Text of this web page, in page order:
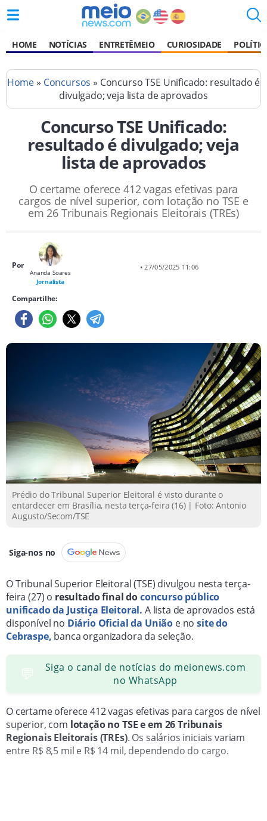
HOME NOTÍCIAS ENTRETÊMEIO CURIOSIDADE
Home» Concursos » Concurso TSE Unificado: resultado é
divulgado; veja lista de aprovados
Concurso TSE Unificado:
resultado é divulgado; veja
lista de aprovados
O certame oferece 412 vagas efetivas para
cargos de nível superior, com lotação no TSE e
em 26 Tribunais Regionais Eleitorais (TREs)
Por
Ananda Soares
Jornalista
• 27/05/2025 11:06
Compartilhe:
Prédio do Tribunal Superior Eleitoral é visto durante o
entardecer em Brasília, nesta terça-feira (16) | Foto: Antonio
Augusto/Secom/TSE
Siga-nos no
O Tribunal Superior Eleitoral (TSE) divulgou nesta terça-
feira (27) o resultado final doconcurso público
unificado da Justiça Eleitoral. A lista de aprovados está
disponível no Diário Oficial da União e no site do
Cebraspe, banca organizadora da seleção.
💬
Siga o canal de notícias do meionews.com
no WhatsApp
O certame oferece 412 vagas efetivas para cargos de nível
superior, com lotação no TSE e em 26 Tribunais
Regionais Eleitorais (TREs). Os salários iniciais variam
entre R$ 8,5 mil e R$ 14 mil, dependendo do cargo.